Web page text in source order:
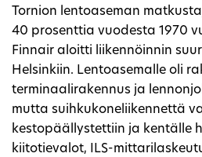
Tornion lentoaseman
40 prosenttia vuodesta 1970
Finnair aloitti liikennöinnin
Helsinkiin. Lentoasemalle oli
terminaalirakennus ja
mutta suihkukoneliikennettä
kestopäällystettiin ja kentälle
kiitotievalot, ILS-